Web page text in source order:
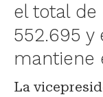
el total de
552.695 y
mantiene
La